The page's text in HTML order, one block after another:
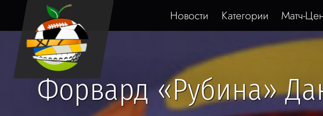
Новости Категории Матч-
Форвард «Рубина»